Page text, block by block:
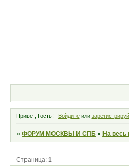
Привет, Гость! Войдитеили
»ФОРУМ МОСКВЫ И СПБ »На весь
Страница:1